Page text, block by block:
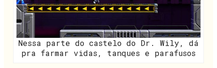
Nessa parte do castelo do Dr. Wily, dá
pra farmar vidas, tanques e parafusos